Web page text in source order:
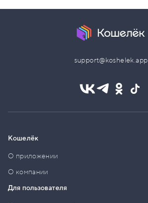
support@koshelek.app
Кошелёк
О приложении
О компании
Для пользователя